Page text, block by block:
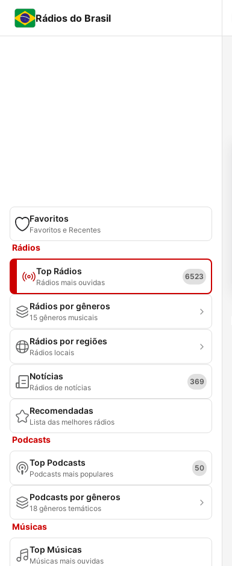
Rádios do Brasil
Favoritos
Favoritos e Recentes
Rádios
Top Rádios
Rádios mais ouvidas
6523
Rádios por gêneros
15 gêneros musicais
Rádios por regiões
Rádios locais
Notícias
Rádios de notícias
369
Recomendadas
Lista das melhores rádios
Podcasts
Top Podcasts
Podcasts mais populares
50
Podcasts por gêneros
18 gêneros temáticos
Músicas
Top Músicas
Músicas mais ouvidas